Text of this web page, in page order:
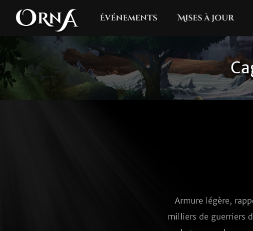
Événements Mises à jour
Armure légère,
milliers de guerriers